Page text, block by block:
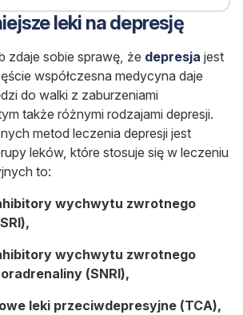
leki na depresję
zdaje sobie sprawę, że depresja jest
współczesna medycyna daje
do walki z zaburzeniami
także różnymi rodzajami depresji.
metod leczenia depresji jest
leków, które stosuje się w leczeniu
to:
wychwytu zwrotnego
wychwytu zwrotnego
(SNRI),
leki przeciwdepresyjne (TCA),